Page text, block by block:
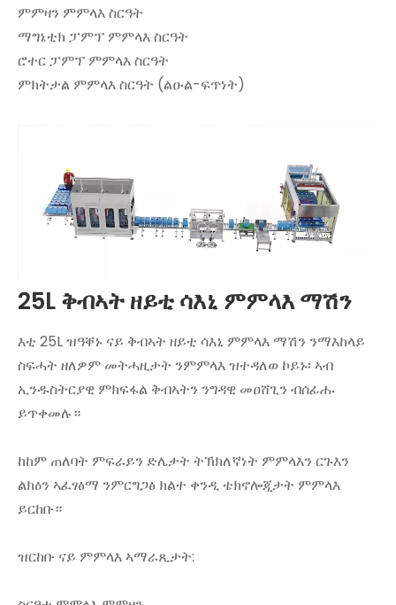
ምምዛን ምምላእ ስርዓት
ማግኔቲክ ፓምፕ ምምላእ ስርዓት
ሮተር ፓምፕ ምምላእ ስርዓት
ምክትታል ምምላእ ስርዓት (ልዑል-ፍጥነት)
25L ቅብኣት ዘይቲ ሳእኒ ምምላእ ማሽን
እቲ 25L ዝዓቐኑ ናይ ቅብኣት ዘይቲ ሳእኒ ምምላእ ማሽን ንማእከላይ
ስፍሓት ዘለዎም መትሓዚታት ንምምላእ ዝተዳለወ ኮይኑ፡ ኣብ
ኢንዱስትርያዊ ምክፍፋል ቅብኣትን ንግዳዊ መዐሸጊን ብሰፊሑ
ይጥቀመሉ።
ከከም ጠለባት ምፍራይን ድሌታት ትኽክለኛነት ምምላእን ርጉእን
ልክዕን ኣፈፃፅማ ንምርግጋፅ ክልተ ቀንዲ ቴክኖሎጂታት ምምላእ
ይርከቡ።
ዝርከቡ ናይ ምምላእ ኣማራጺታት: